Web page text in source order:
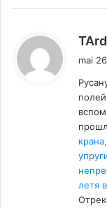
mai
летя